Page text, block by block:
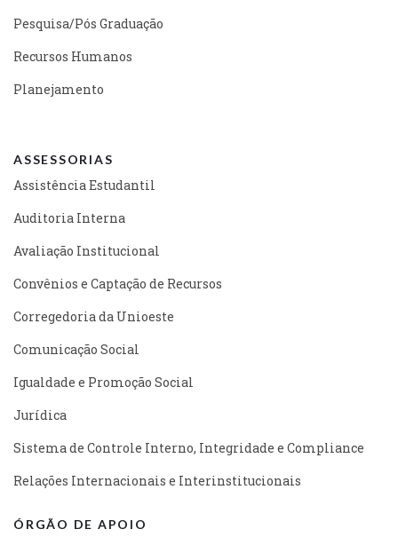
Pesquisa/Pós Graduação
Recursos Humanos
Planejamento
ASSESSORIAS
Assistência Estudantil
Auditoria Interna
Avaliação Institucional
Convênios e Captação de Recursos
Corregedoria da Unioeste
Comunicação Social
Igualdade e Promoção Social
Jurídica
Sistema de Controle Interno, Integridade e Compliance
Relações Internacionais e Interinstitucionais
ÓRGÃO DE APOIO